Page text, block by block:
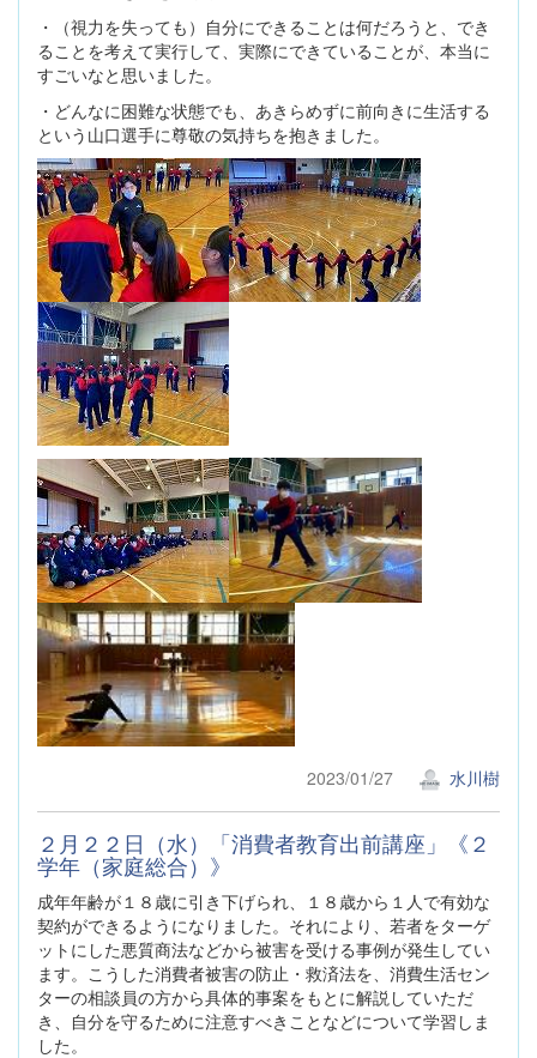
・（視力を失っても）自分にできることは何だろうと、でき
ることを考えて実行して、実際にできていることが、本当に
すごいなと思いました。
・どんなに困難な状態でも、あきらめずに前向きに生活する
という山口選手に尊敬の気持ちを抱きました。
2023/01/27 水川樹
２月２２日（水）「消費者教育出前講座」《２
学年（家庭総合）》
成年年齢が１８歳に引き下げられ、１８歳から１人で有効な
契約ができるようになりました。それにより、若者をターゲ
ットにした悪質商法などから被害を受ける事例が発生してい
ます。こうした消費者被害の防止・救済法を、消費生活セン
ターの相談員の方から具体的事案をもとに解説していただ
き、自分を守るために注意すべきことなどについて学習しま
した。